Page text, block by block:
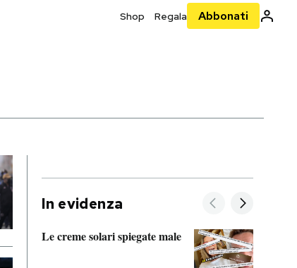
Shop Regala Abbonati
In evidenza
Le creme solari spiegate male